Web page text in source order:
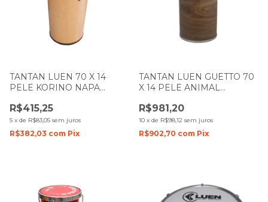
TANTAN LUEN 70 X 14
PELE KORINO NAPA
R$415,25
5 x de R$83,05 sem juros
R$382,03 com Pix
TANTAN LUEN GUETTO 70
X 14 PELE ANIMAL
R$981,20
10 x de R$98,12 sem juros
R$902,70 com Pix